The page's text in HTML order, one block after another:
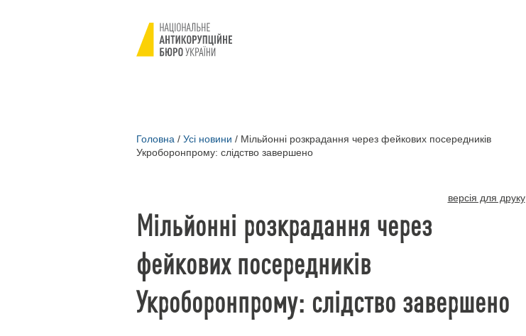
Головна / Усі новини / Мільйонні розкрадання через фейкових посередників
Укроборонпрому: слідство завершено
версія для друку
Мільйонні розкрадання через
фейкових посередників
Укроборонпрому: слідство завершено